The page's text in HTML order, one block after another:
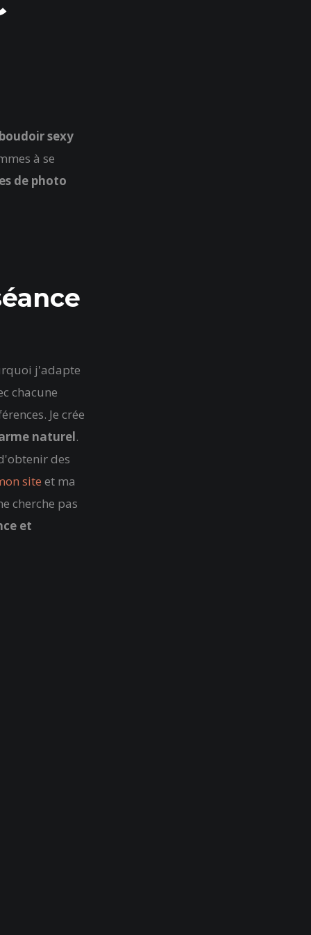
sexy
à se
de photo
j'adapte
chacune
Je crée
naturel.
des
site et ma
cherche pas
et